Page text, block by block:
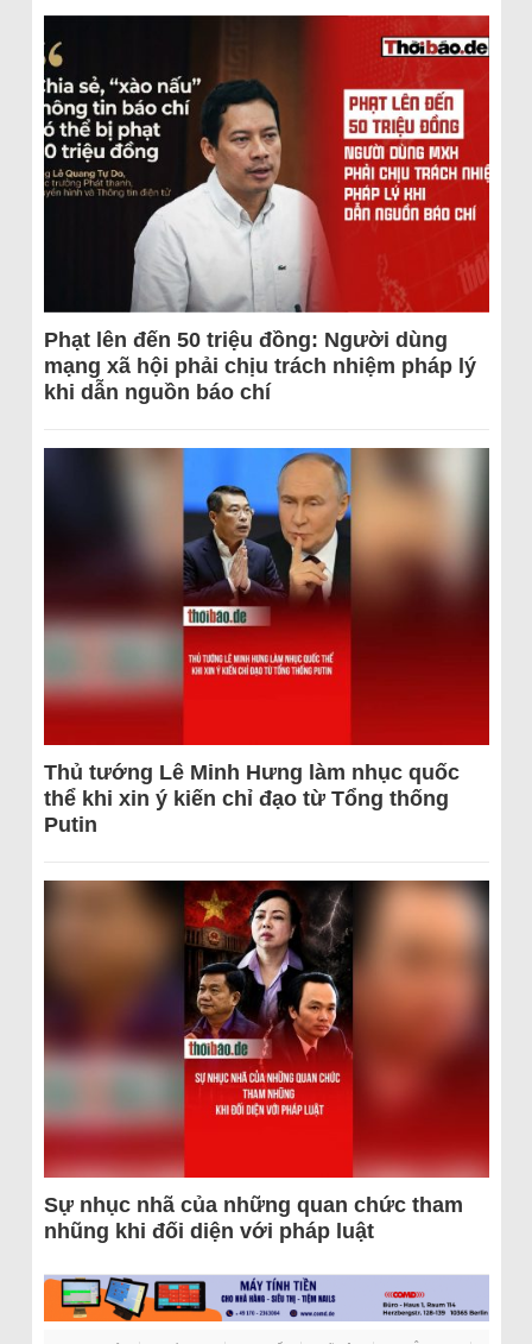
Phạt lên đến 50 triệu đồng: Người dùng
mạng xã hội phải chịu trách nhiệm pháp lý
khi dẫn nguồn báo chí
Thủ tướng Lê Minh Hưng làm nhục quốc
thể khi xin ý kiến chỉ đạo từ Tổng thống
Putin
Sự nhục nhã của những quan chức tham
nhũng khi đối diện với pháp luật